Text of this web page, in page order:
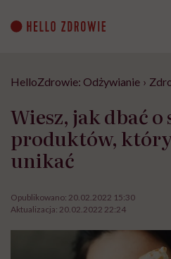
content
HelloZdrowie: Odżywianie ›
Wiesz, jak dbać o
produktów,
unikać
Opublikowano: 20.02.2022 15:30
Aktualizacja: 20.02.2022 22:24